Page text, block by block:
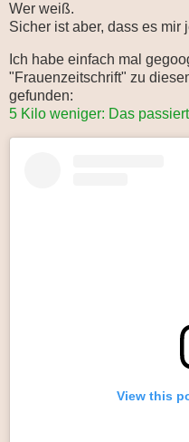
Wer weiß.
Sicher ist aber, dass es mir
Ich habe einfach mal
"Frauenzeitschrift" zu
gefunden:
5 Kilo weniger: Das
View this